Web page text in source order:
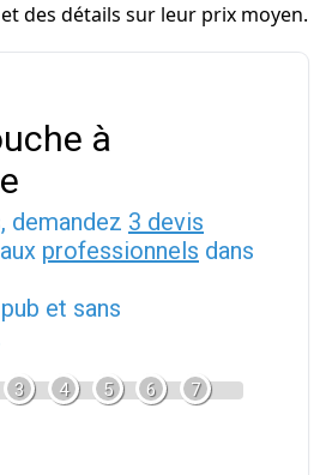
des détails sur leur prix moyen.
à
demandez 3 devis
aux professionnels dans
et sans
3 4 5 6 7